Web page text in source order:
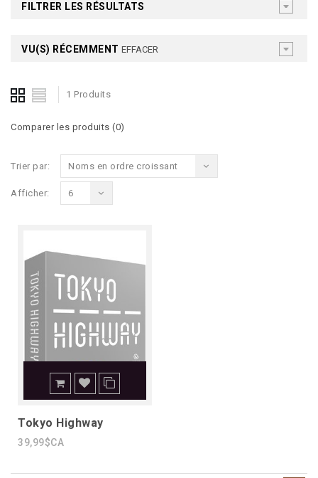
FILTRER LES RÉSULTATS
VU(S) RÉCEMMENT EFFACER
1 Produits
Comparer les produits (0)
Trier par: Noms en ordre croissant
Afficher: 6
Tokyo Highway
39,99$CA